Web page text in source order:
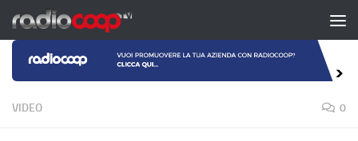
Salta al contenuto
VIDEO 0